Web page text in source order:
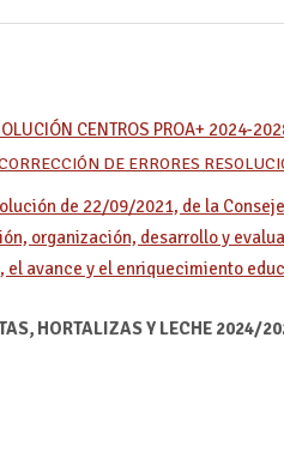
CENTROS PROA+ 2024-
DE ERRORES
de 22/09/2021, de la
organización, desarrollo y
avance y el enriquecimiento
HORTALIZAS Y LECHE 2024/